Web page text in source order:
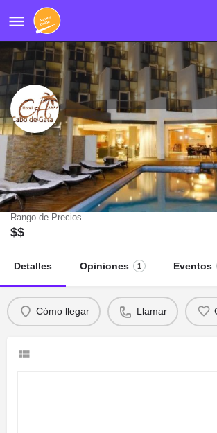
Hotel Ch Cabo de Gata
El Hotel Ch Cabo De Gata se encuentra en
Rango de Precios
$$
Detalles Opiniones 1 Eventos
Cómo llegar Llamar